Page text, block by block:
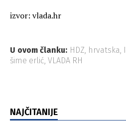
izvor: vlada.hr
U ovom članku: HDZ, hrvatska,
šime erlić, VLADA RH
NAJČITANIJE